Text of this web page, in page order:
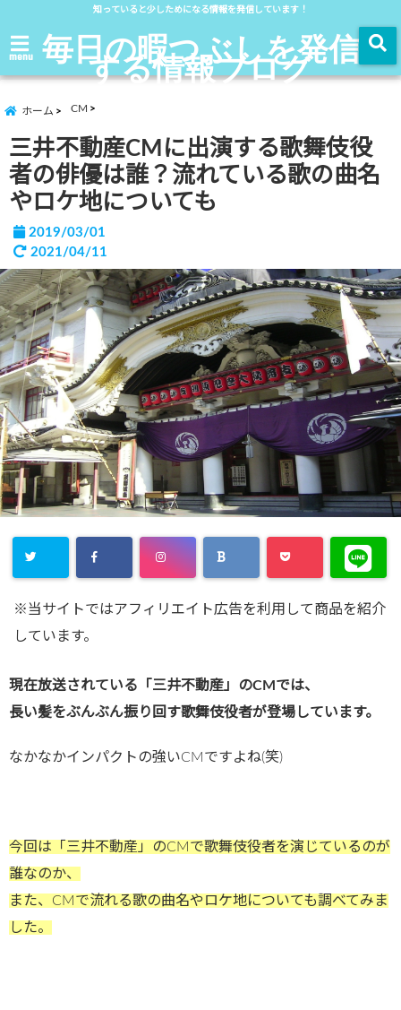
知っていると少しためになる情報を発信しています！
menu 毎日の暇つぶしを発信
する情報ブログ
ホーム CM
三井不動産CMに出演する歌舞伎役
者の俳優は誰？流れている歌の曲名
やロケ地についても
2019/03/01
2021/04/11
※当サイトではアフィリエイト広告を利用して商品を紹介
しています。
現在放送されている「三井不動産」のCMでは、
長い髪をぶんぶん振り回す歌舞伎役者が登場しています。
なかなかインパクトの強いCMですよね(笑)
今回は「三井不動産」のCMで歌舞伎役者を演じているのが
誰なのか、
また、CMで流れる歌の曲名やロケ地についても調べてみま
した。